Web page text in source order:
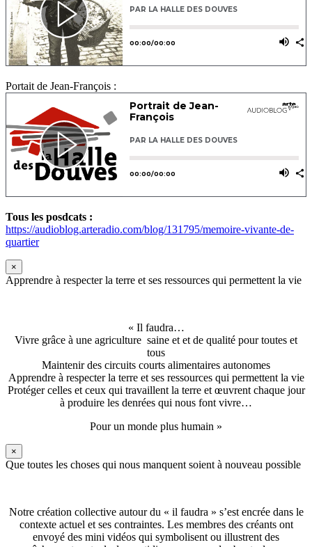
Portait de Jean-François :
Tous les posdcats :
https://audioblog.arteradio.com/blog/131795/memoire-vivante-de-
quartier
×
Apprendre à respecter la terre et ses ressources qui permettent la vie
« Il faudra…
Vivre grâce à une agriculture saine et et de qualité pour toutes et
tous
Maintenir des circuits courts alimentaires autonomes
Apprendre à respecter la terre et ses ressources qui permettent la vie
Protéger celles et ceux qui travaillent la terre et œuvrent chaque jour
à produire les denrées qui nous font vivre…
Pour un monde plus humain »
×
Que toutes les choses qui nous manquent soient à nouveau possible
Notre création collective autour du « il faudra » s’est encrée dans le
contexte actuel et ses contraintes. Les membres des créants ont
envoyé des mini vidéos qui symbolisent ou illustrent des